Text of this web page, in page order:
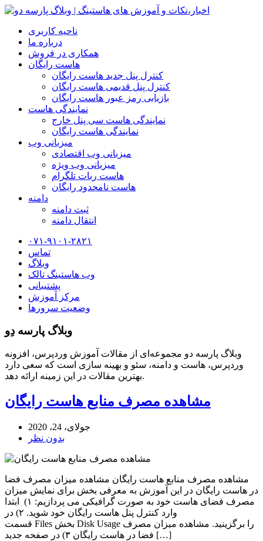
ناحیه کاربری
درباره ما
همکاری در فروش
هاست رایگان
کنترل پنل جدید هاست رایگان
کنترل پنل قدیمی هاست رایگان
بازیابی رمز عبور هاست رایگان
نمایندگی هاست
نمایندگی هاست سی پنل خارج
نمایندگی هاست رایگان
میزبانی وب
میزبانی وب اقتصادی
میزبانی وب ویژه
هاست ربات تلگرام
هاست نامحدود رایگان
دامنه
ثبت دامنه
انتقال دامنه
۰۷۱-۹۱۰۱-۲۸۲۱
تماس
وبلاگ
وب هاستینگ تالک
پشتیبانی
مرکز آموزش
وضعیت سرورها
وبلاگ پارسه دِو
وبلاگ پارسه دو مجموعه‌ای از مقالات آموزش وردپرس، افزونه
وردپرس، هاست و دامنه، سئو و بهینه سازی است که سعی دارد
بهترین مقالات در این زمینه ارائه دهد.
مشاهده مصرف منابع هاست رایگان
جولای، 24، 2020
بدون نظر
مشاهده مصرف منابع هاست رایگان مشاهده میزان مصرف فضا
در هاست رایگان در این آموزش به معرفی بخش برای نمایش میزان
مصرف فضای هاست خود به صورت گرافیکی می پردازیم: ۱) ابتدا
وارد کنترل پنل هاست رایگان خود شوید. ۲) در
قسمت Files بخش Disk Usage را برگزینید. مشاهده میزان مصرف
فضا در هاست رایگان ۳) در صفحه جدید […]